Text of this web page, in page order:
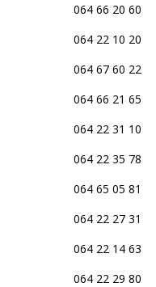
064 66 20 60
064 22 10 20
064 67 60 22
064 66 21 65
064 22 31 10
064 22 35 78
064 65 05 81
064 22 27 31
064 22 14 63
064 22 29 80